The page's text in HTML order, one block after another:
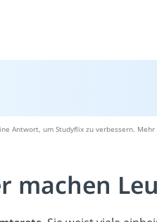
Antwort, um Studyflix zu verbessern.
machen